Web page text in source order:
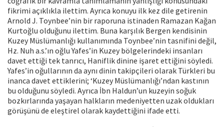
fikrimi açıklıkla ilettim. Ayrıca konuyu ilk kez dile getirenin
Arnold J. Toynbee’nin bir raporuna istinaden Ramazan Kağan
Kurtoğlu olduğunu ilettim. Buna karşılık Bergen kendisinin
Kuzey Müslümanlığı kullanımında Toynbee’nin tasnifini değil,
Hz. Nuh a.s.’ın oğlu Yafes’in Kuzey bölgelerindeki insanları
davet ettiği tek tanrıcı, Haniflik dinine işaret ettiğini söyledi.
Yafes’in oğullarının da aynı dinin takipçileri olarak Türkleri bu
inanca davet ettiklerini; ‘Kuzey Müslümanlığı’ndan kastının
bu olduğunu söyledi. Ayrıca İbn Haldun’un kuzeyin soğuk
bozkırlarında yaşayan halkların medeniyetten uzak oldukları
görüşünü de eleştirel olarak kaydettiğini ifade etti.